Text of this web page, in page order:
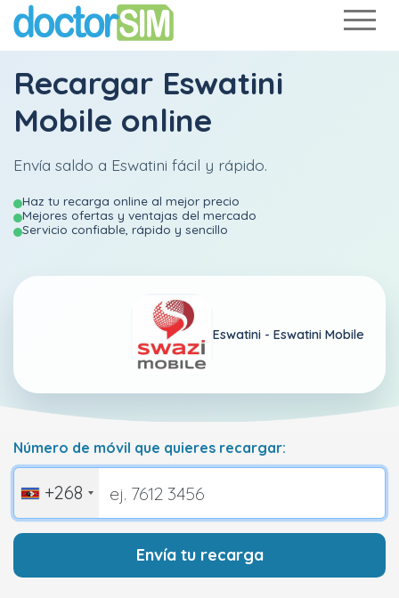
Recargar Eswatini
Mobile online
Envía saldo a Eswatini fácil y rápido.
Haz tu recarga online al mejor precio
Mejores ofertas y ventajas del mercado
Servicio confiable, rápido y sencillo
Eswatini - Eswatini Mobile
Número de móvil que quieres recargar:
+268
Envía tu recarga